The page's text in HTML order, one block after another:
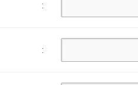
:
: